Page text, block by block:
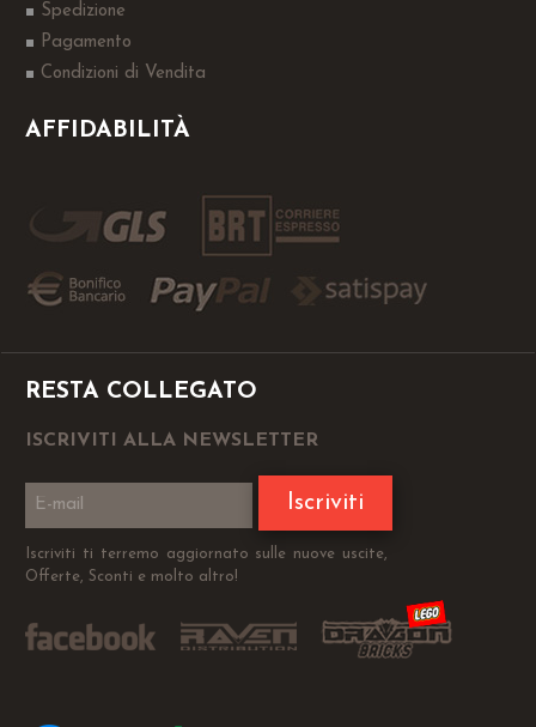
Spedizione
Pagamento
Condizioni di Vendita
AFFIDABILITÀ
RESTA COLLEGATO
ISCRIVITI ALLA NEWSLETTER
Iscriviti
Iscriviti ti terremo aggiornato sulle nuove uscite,
Offerte, Sconti e molto altro!